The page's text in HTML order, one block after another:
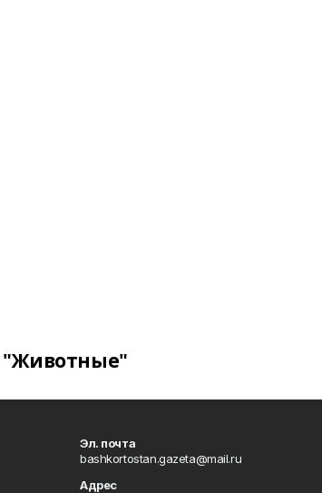
"Животные"
Эл. почта
bashkortostan.gazeta@mail.ru
Адрес